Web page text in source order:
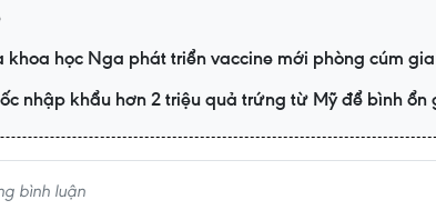
khoa học Nga phát triển vaccine mới phòng cúm
nhập khẩu hơn 2 triệu quả trứng từ Mỹ để bình ổn